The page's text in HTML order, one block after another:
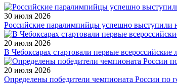
30 июля 2026
Российские паралимпийцы успешно выступили
20 июля 2026
В Чебоксарах стартовали первые
20 июля 2026
Определены победители чемпионата России по